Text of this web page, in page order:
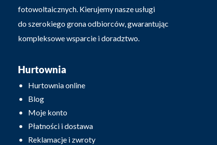
fotowoltaicznych. Kierujemy nasze usługi
do szerokiego grona odbiorców, gwarantując
kompleksowe wsparcie i doradztwo.
Hurtownia
Hurtownia online
Blog
Moje konto
Płatności i dostawa
Reklamacje i zwroty